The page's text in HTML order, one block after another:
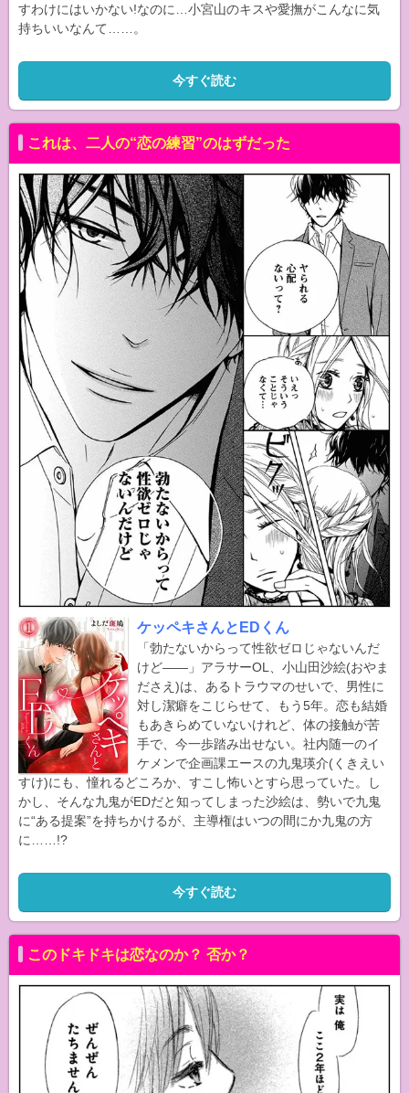
すわけにはいかない!なのに…小宮山のキスや愛撫がこんなに気
持ちいいなんて……。
今すぐ読む
これは、二人の“恋の練習”のはずだった
ケッペキさんとEDくん
「勃たないからって性欲ゼロじゃないんだ
けど――」アラサーOL、小山田沙絵(おやま
ださえ)は、あるトラウマのせいで、男性に
対し潔癖をこじらせて、もう5年。恋も結婚
もあきらめていないけれど、体の接触が苦
手で、今一歩踏み出せない。社内随一のイ
ケメンで企画課エースの九鬼瑛介(くきえい
すけ)にも、憧れるどころか、すこし怖いとすら思っていた。し
かし、そんな九鬼がEDだと知ってしまった沙絵は、勢いで九鬼
に“ある提案”を持ちかけるが、主導権はいつの間にか九鬼の方
に……!?
今すぐ読む
このドキドキは恋なのか？ 否か？